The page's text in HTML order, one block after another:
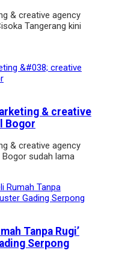
& creative agency
Tangerang kini
& creative
Bogor
& creative agency
sudah lama
Tanpa Rugi’
Serpong